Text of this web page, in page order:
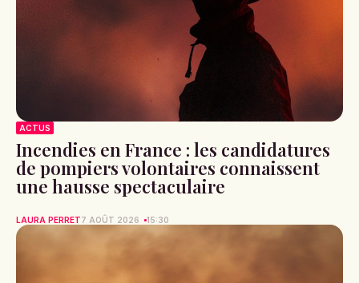
ACTUS
Incendies en France : les candidatures
de pompiers volontaires connaissent
une hausse spectaculaire
LAURA PERRET7 AOÛT 2026 15:30